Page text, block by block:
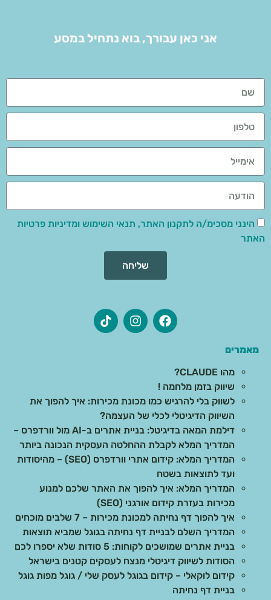
אני כאן עבורך, בוא נתחיל במסע
הינני מסכימ/ה לתקנון האתר, תנאי השימוש ומדיניות פרטיות
האתר
שליחה
מאמרים
מהו CLAUDE?
שיווק בזמן מלחמה !
לשווק בלי להרגיש כמו מכונת מכירות: איך להפוך את
השיווק הדיגיטלי לכלי של העצמה?
דילמת המאה בדיגיטל: בניית אתרים ב-AI מול וורדפרס –
המדריך המלא לקבלת ההחלטה העסקית הנכונה ביותר
המדריך המלא: קידום אתרי וורדפרס (SEO) – מהיסודות
ועד לתוצאות בשטח
המדריך המלא: איך להפוך את האתר שלכם למנוע
מכירות בעזרת קידום אורגני (SEO)
איך להפוך דף נחיתה למכונת מכירות – 7 שלבים מוכחים
המדריך השלם לבניית דף נחיתה בגוגל שמביא תוצאות
בניית אתרים שמושכים לקוחות: 5 סודות שלא יספרו לכם
הסודות לשיווק דיגיטלי מנצח לעסקים קטנים בישראל
קידום לוקאלי – קידום בגוגל לעסק שלי / גוגל מפות גוגל
בניית דף נחיתה